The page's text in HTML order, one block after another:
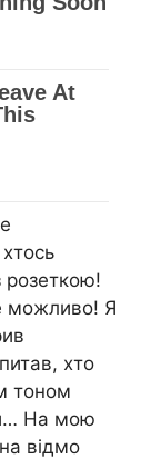
розеткою!
можливо! Я
хто
тоном
На мою
відмо